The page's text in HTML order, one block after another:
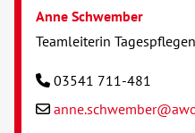
Anne Schwember
Teamleiterin
03541 711-481